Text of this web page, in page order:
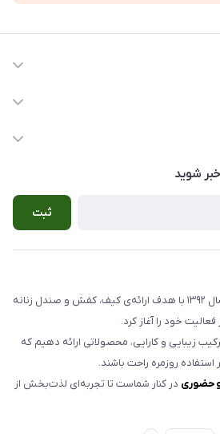
077-
شوید
ثبت
از سال ۱۳۹۲ با هدف ارائه‌ی کیف، کفش و صندل زنانه
خود را آغاز کرد.
زیبایی و کارایی، محصولاتی ارائه دهیم که
روزمره راحت باشند.
و حضوری در کنار شماست تا تجربه‌ای لذت‌بخش از